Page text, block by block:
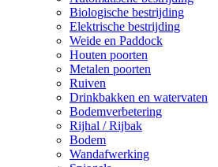
Biologische bestrijding
Elektrische bestrijding
Weide en Paddock
Houten poorten
Metalen poorten
Ruiven
Drinkbakken en watervaten
Bodemverbetering
Rijhal / Rijbak
Bodem
Wandafwerking